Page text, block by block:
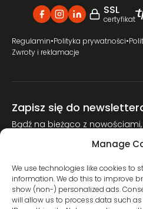
Manage
We use technologies like cookies to
information. We do this to improve
show (non-) personalized ads.
will allow us to process data such
SSL
certyfikat
Regulamin•Polityka prywatności•
Zwroty i reklamacje
Zapisz się do
Bądź na bieżąco z
Dołącz do naszej społeczności